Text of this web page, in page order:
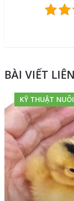
BÀI VIẾT
KỸ THUẬT